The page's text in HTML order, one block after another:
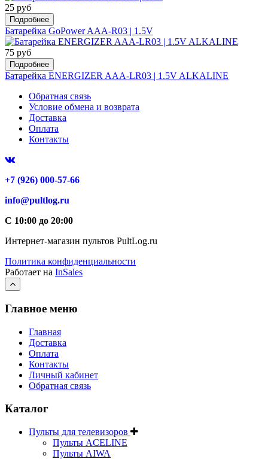
25 руб
Подробнее
Батарейка GoPower AAA-R03 | 1.5V
75 руб
Подробнее
Батарейка ENERGIZER AAA-LR03 | 1.5V ALKALINE
Обратная связь
Условие обмена и возврата
Доставка
Оплата
Контакты
+7 (926) 000-57-66
info@pultlog.ru
С 10:00 до 20:00
Интернет-магазин пультов PultLog.ru
Политика конфиденциальности
Работает на InSales
Главное меню
Главная
Доставка
Оплата
Контакты
Личный кабинет
Обратная связь
Каталог
Пульты для телевизоров
Пульты ACELINE
Пульты AIWA